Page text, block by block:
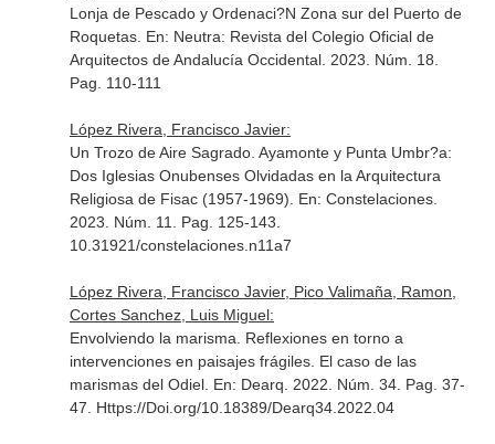
Lonja de Pescado y Ordenaci?N Zona sur del Puerto de
Roquetas. En: Neutra: Revista del Colegio Oficial de
Arquitectos de Andalucía Occidental. 2023. Núm. 18.
Pag. 110-111
López Rivera, Francisco Javier:
Un Trozo de Aire Sagrado. Ayamonte y Punta Umbr?a:
Dos Iglesias Onubenses Olvidadas en la Arquitectura
Religiosa de Fisac (1957-1969). En: Constelaciones.
2023. Núm. 11. Pag. 125-143.
10.31921/constelaciones.n11a7
López Rivera, Francisco Javier, Pico Valimaña, Ramon,
Cortes Sanchez, Luis Miguel:
Envolviendo la marisma. Reflexiones en torno a
intervenciones en paisajes frágiles. El caso de las
marismas del Odiel. En: Dearq . 2022. Núm. 34. Pag. 37-
47. Https://Doi.org/10.18389/Dearq34.2022.04